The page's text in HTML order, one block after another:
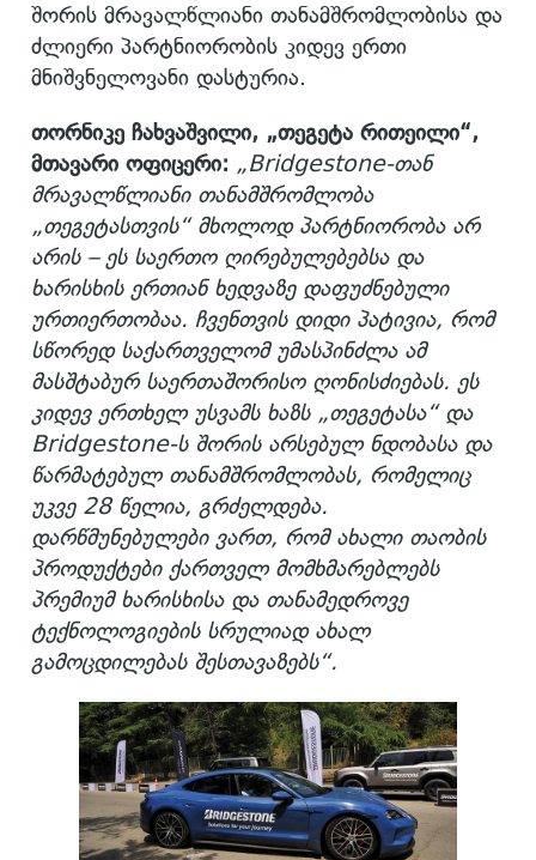
შორის მრავალწლიანი თანამშრომლობისა და
ძლიერი პარტნიორობის კიდევ ერთი
მნიშვნელოვანი დასტურია.
თორნიკე ჩახვაშვილი, „თეგეტა რითეილი“,
მთავარი ოფიცერი: „Bridgestone-თან
მრავალწლიანი თანამშრომლობა
„თეგეტასთვის“ მხოლოდ პარტნიორობა არ
არის – ეს საერთო ღირებულებებსა და
ხარისხის ერთიან ხედვაზე დაფუძნებული
ურთიერთობაა. ჩვენთვის დიდი პატივია, რომ
სწორედ საქართველომ უმასპინძლა ამ
მასშტაბურ საერთაშორისო ღონისძიებას. ეს
კიდევ ერთხელ უსვამს ხაზს „თეგეტასა“ და
Bridgestone-ს შორის არსებულ ნდობასა და
წარმატებულ თანამშრომლობას, რომელიც
უკვე 28 წელია, გრძელდება.
დარწმუნებულები ვართ, რომ ახალი თაობის
პროდუქტები ქართველ მომხმარებლებს
პრემიუმ ხარისხისა და თანამედროვე
ტექნოლოგიების სრულიად ახალ
გამოცდილებას შესთავაზებს“.